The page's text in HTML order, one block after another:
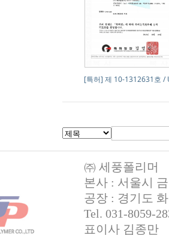
[특허] 제 10-1312631호 /
㈜ 세풍폴리머
본사 : 서울시
공장 : 경기도
Tel. 031-8059-
표이사 김종만